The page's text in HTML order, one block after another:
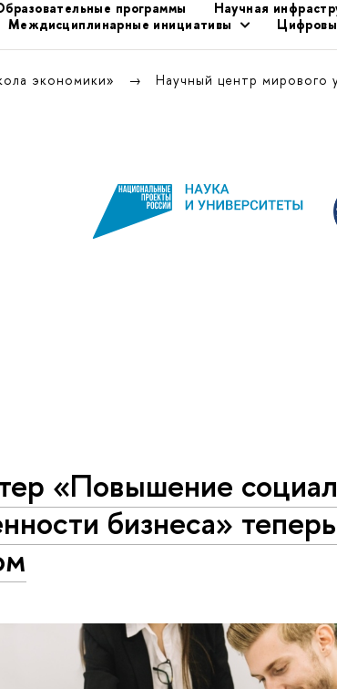
программы
Научная
Междисциплинарные инициативы
экономики»
Научный центр мирового
«Повышение
бизнеса»